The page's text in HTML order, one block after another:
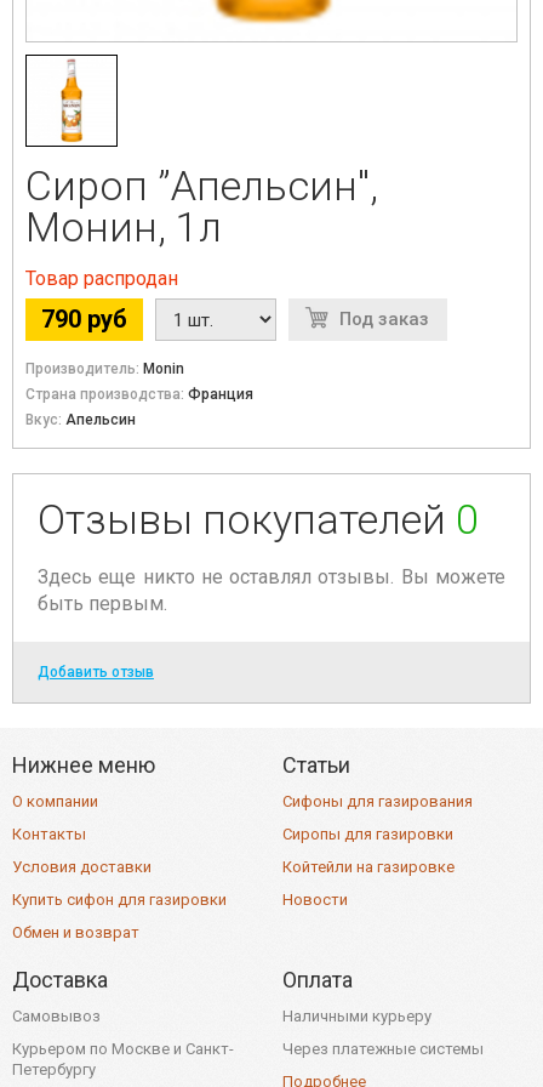
Сироп ”Апельсин",
Монин, 1л
Товар распродан
790 руб Под заказ
Производитель: Monin
Страна производства: Франция
Вкус: Апельсин
Отзывы покупателей 0
Здесь еще никто не оставлял отзывы. Вы можете
быть первым.
Добавить отзыв
Нижнее меню
О компании
Контакты
Условия доставки
Купить сифон для газировки
Обмен и возврат
Статьи
Сифоны для газирования
Сиропы для газировки
Койтейли на газировке
Новости
Доставка
Самовывоз
Курьером по Москве и Санкт-
Петербургу
Оплата
Наличными курьеру
Через платежные системы
Подробнее